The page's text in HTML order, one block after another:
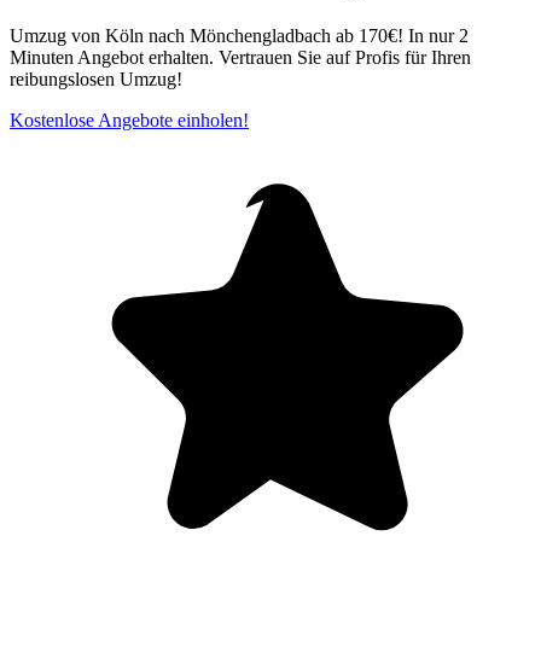
Umzug von Köln⁠ nach Mönchengladbach ab 170€! In nur 2
Minuten Angebot erhalten. Vertrauen Sie auf Profis für Ihren
reibungslosen Umzug!
Kostenlose Angebote einholen!